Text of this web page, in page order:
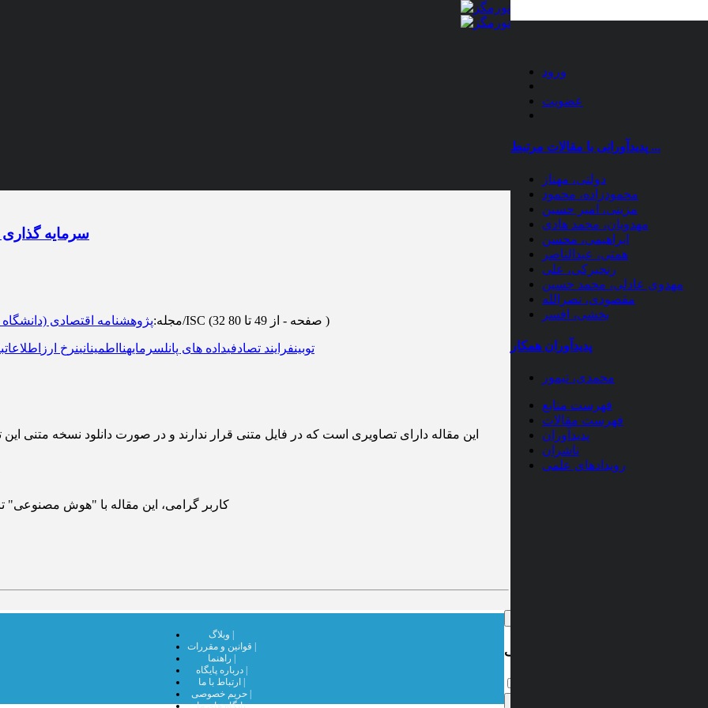
ورود
عضویت
پدیدآورانی با مقالات مرتبط ...
دولتی، مهناز
محمودزاده، محمود
مزینی، امیر حسین
مهدویان، محمد هادی
ابراهیمی، محسن
همتی، عبدالناصر
رنجبرکی، علی
مهدوی عادلی، محمد حسین
مقصودی، نصرالله
بخشی، افسر
پدیدآوران همکار
محمدی، تیمور
فهرست منابع
فهرست مقالات
پدیدآوران
ناشران
رویدادهای علمی
سرمایه گذاری
مجله:پژوهشنامه اقتصادی رتبه: علمی-پژوهشی/ISC (‎32 صفحه - )
الگوی q توبینفرایند تصادفیداده های پانلسرمایهنااطمینانینرخ ارز اطلاعات
این مقاله دارای تصاویری است که در فایل متنی قرار ندارند و در صورت دانلود نسخه متنی این
کاربر گرامی، این مقاله با "هوش مصنوعی"
درباره پایگاه |
اعطای کد تخفیف